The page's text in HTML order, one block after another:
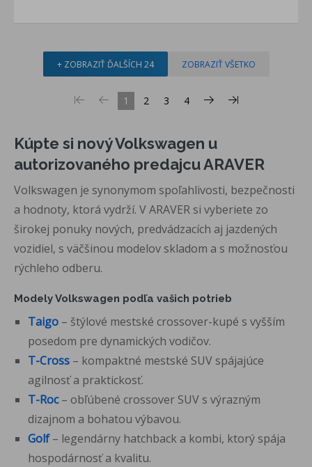
+ ZOBRAZIŤ ĎALŠÍCH 24 ZOBRAZIŤ VŠETKO
1 2 3 4
Kúpte si nový Volkswagen u
autorizovaného predajcu ARAVER
Volkswagen je synonymom spoľahlivosti, bezpečnosti
a hodnoty, ktorá vydrží. V ARAVER si vyberiete zo
širokej ponuky nových, predvádzacích aj jazdených
vozidiel, s väčšinou modelov skladom a s možnosťou
rýchleho odberu.
Modely Volkswagen podľa vašich potrieb
Taigo – štýlové mestské crossover-kupé s vyšším
posedom pre dynamických vodičov.
T-Cross – kompaktné mestské SUV spájajúce
agilnosť a praktickosť.
T-Roc– obľúbené crossover SUV s výrazným
dizajnom a bohatou výbavou.
Golf– legendárny hatchback a kombi, ktorý spája
hospodárnosť a kvalitu.